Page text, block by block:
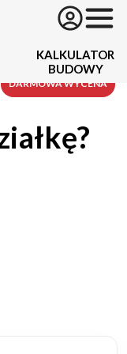
KALKULATOR
BUDOWY
DARMOWA WYCENA